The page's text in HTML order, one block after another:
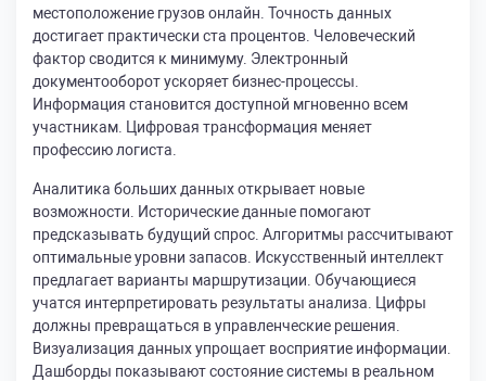
местоположение грузов онлайн. Точность данных
достигает практически ста процентов. Человеческий
фактор сводится к минимуму. Электронный
документооборот ускоряет бизнес-процессы.
Информация становится доступной мгновенно всем
участникам. Цифровая трансформация меняет
профессию логиста.
Аналитика больших данных открывает новые
возможности. Исторические данные помогают
предсказывать будущий спрос. Алгоритмы рассчитывают
оптимальные уровни запасов. Искусственный интеллект
предлагает варианты маршрутизации. Обучающиеся
учатся интерпретировать результаты анализа. Цифры
должны превращаться в управленческие решения.
Визуализация данных упрощает восприятие информации.
Дашборды показывают состояние системы в реальном